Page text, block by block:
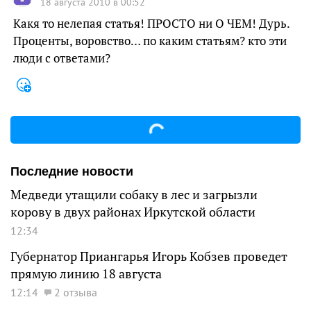
Какя то нелепая статья! ПРОСТО ни О ЧЕМ! Дурь.
Проценты, воровство… по каким статьям? кто эти
люди с ответами?
Последние новости
Медведи утащили собаку в лес и загрызли
корову в двух районах Иркутской области
12:34
Губернатор Приангарья Игорь Кобзев проведет
прямую линию 18 августа
12:14 2 отзыва